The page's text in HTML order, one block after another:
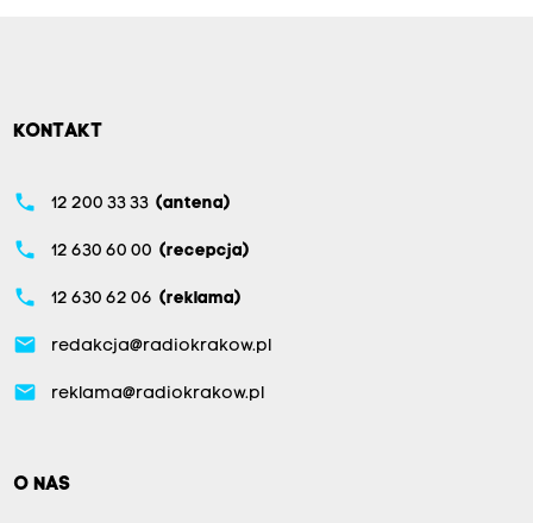
KONTAKT
phone 12 200 33 33 (antena)
phone 12 630 60 00 (recepcja)
phone 12 630 62 06 (reklama)
email redakcja@radiokrakow.pl
email reklama@radiokrakow.pl
O NAS